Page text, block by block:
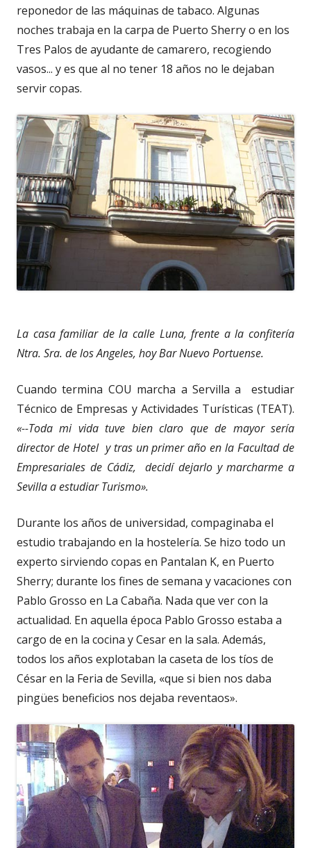
reponedor de las máquinas de tabaco. Algunas
noches trabaja en la carpa de Puerto Sherry o en los
Tres Palos de ayudante de camarero, recogiendo
vasos... y es que al no tener 18 años no le dejaban
servir copas.
La casa familiar de la calle Luna, frente a la confitería
Ntra. Sra. de los Angeles, hoy Bar Nuevo Portuense.
Cuando termina COU marcha a Servilla a estudiar
Técnico de Empresas y Actividades Turísticas (TEAT).
«--Toda mi vida tuve bien claro que de mayor sería
director de Hotel y tras un primer año en la Facultad de
Empresariales de Cádiz, decidí dejarlo y marcharme a
Sevilla a estudiar Turismo».
Durante los años de universidad, compaginaba el
estudio trabajando en la hostelería. Se hizo todo un
experto sirviendo copas en Pantalan K, en Puerto
Sherry; durante los fines de semana y vacaciones con
Pablo Grosso en La Cabaña. Nada que ver con la
actualidad. En aquella época Pablo Grosso estaba a
cargo de en la cocina y Cesar en la sala. Además,
todos los años explotaban la caseta de los tíos de
César en la Feria de Sevilla, «que si bien nos daba
pingües beneficios nos dejaba reventaos».